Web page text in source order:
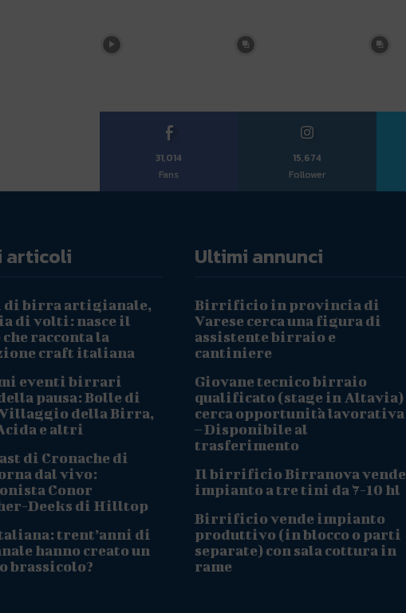
31,014
Fans
15,674
Follower
articoli
di birra artigianale,
di volti: nasce il
racconta la
craft italiana
eventi birrari
pausa: Bolle di
della Birra,
e altri
di Cronache di
dal vivo:
Conor
Deeks di Hilltop
trent’anni di
hanno creato un
brassicolo?
Ultimi annunci
Birrificio in provincia di
Varese cerca una figura di
assistente birraio e
cantiniere
Giovane tecnico birraio
qualificato (stage in Altavia)
cerca opportunità lavorativa
– Disponibile al
trasferimento
Il birrificio Birranova vende
impianto a tre tini da 7-10 hl
Birrificio vende impianto
produttivo (in blocco o parti
separate) con sala cottura in
rame